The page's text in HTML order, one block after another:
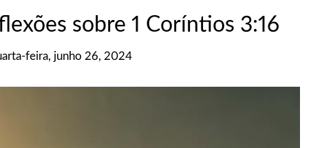
sobre 1 Coríntios 3:16
feira, junho 26, 2024